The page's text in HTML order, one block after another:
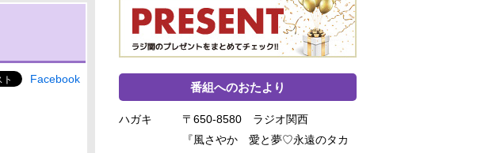
Facebook
番組へのおたより
ハガキ
〒650-8580 ラジオ関西
『風さやか 愛と夢♡永遠のタカ